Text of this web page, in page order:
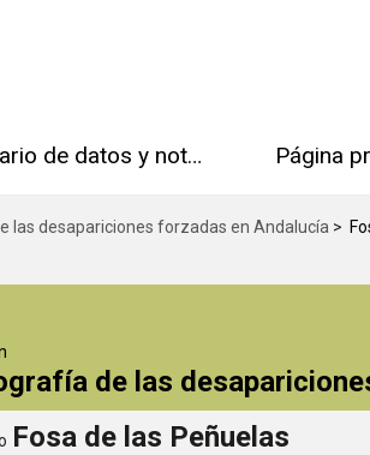
Diccionario de datos y notas técnicas Página
las desapariciones forzadas en Andalucía >
de las
Fosa de las Peñuelas